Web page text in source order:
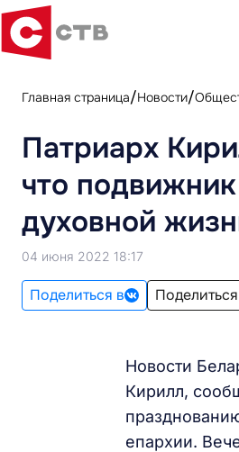
Главная страница Новости
Патриарх
что
духовной
04 июня 2022 18:17
Поделиться в
Новости
Кирилл,
епархии.